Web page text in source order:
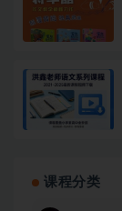
课程分类